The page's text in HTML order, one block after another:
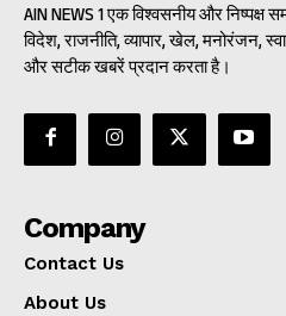
AIN NEWS 1 एक विश्वसनीय और निष्पक्ष
विदेश, राजनीति, व्यापार, खेल, मनोरंजन,
और सटीक खबरें प्रदान करता है।
Company
Contact Us
About Us